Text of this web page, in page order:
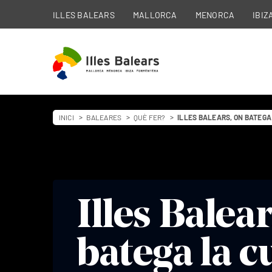
ILLES BALEARS MALLORCA MENORCA
Illes
batega la
Illes
batega la
INICI BALEARES QUÈ FER? ILLES BALEARS, ON